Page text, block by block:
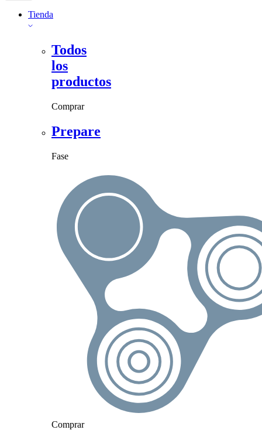
Tienda
Todos
los
productos
Comprar
Prepare
Fase
Comprar